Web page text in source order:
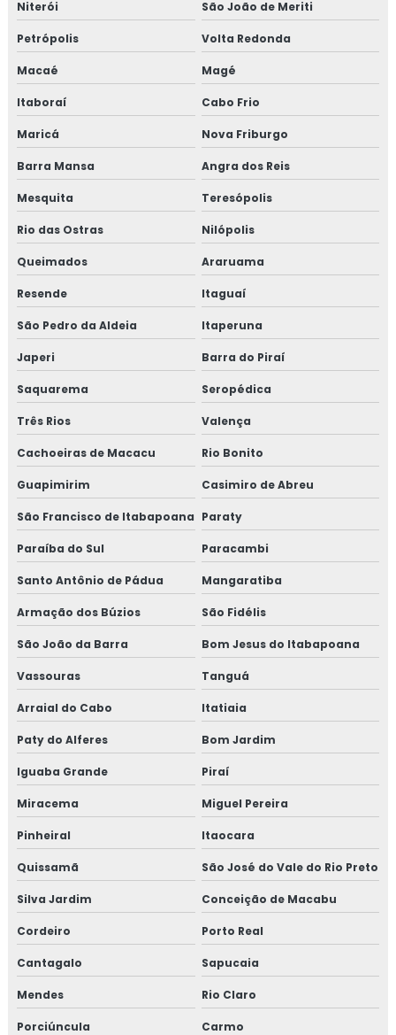
Consultoria em GMP+ 2020
Consultoria em HACCP
Consultoria em HACCP de acordo com os requisitos do
GMP
Consultoria em HACCP APPCC
Consultoria em HACCP codex alimentarius
Consultoria em homologação de fornecedor
Consultoria em homologação de fornecedores e
transportadoras
Consultoria em ifs food
Consultoria em implantação de programa 5s
Consultoria em implementação gfsi
Consultoria em iso 14001
Consultoria em iso 17025
Consultoria em iso 9001
Consultoria em legislação de alimentos
Consultoria em manipulação de alimentos
Consultoria em manutenção sgq para recertificação
Consultoria em mapeamento de processos e gestão de
riscos
Consultoria em microbiologia de alimentos com base em
salmonella
Consultoria em migração da norma GMP+ 2020
Consultoria em migração para versão 6.0 da norma FSSC
22000
Consultoria em norma brc
Consultoria na norma FSSC 22000
Niterói São João de Meriti
Petrópolis Volta Redonda
Macaé Magé
Itaboraí Cabo Frio
Maricá Nova Friburgo
Barra Mansa Angra dos Reis
Mesquita Teresópolis
Rio das Ostras Nilópolis
Queimados Araruama
Resende Itaguaí
São Pedro da Aldeia Itaperuna
Japeri Barra do Piraí
Saquarema Seropédica
Três Rios Valença
Cachoeiras de Macacu Rio Bonito
Guapimirim Casimiro de Abreu
São Francisco de Itabapoana Paraty
Paraíba do Sul Paracambi
Santo Antônio de Pádua Mangaratiba
Armação dos Búzios São Fidélis
São João da Barra Bom Jesus do Itabapoana
Vassouras Tanguá
Arraial do Cabo Itatiaia
Paty do Alferes Bom Jardim
Iguaba Grande Piraí
Miracema Miguel Pereira
Pinheiral Itaocara
Quissamã São José do Vale do Rio Preto
Silva Jardim Conceição de Macabu
Cordeiro Porto Real
Cantagalo Sapucaia
Mendes Rio Claro
Porciúncula Carmo